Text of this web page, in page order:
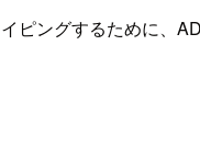
ングするために、